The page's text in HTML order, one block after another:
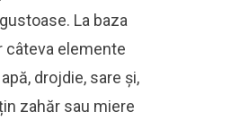
La baza
câteva elemente
drojdie, sare și,
zahăr sau miere